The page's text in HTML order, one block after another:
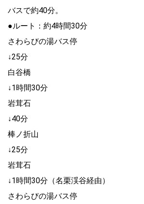
バスで約40分。
●ルート：約4時間30分
さわらびの湯バス停
↓25分
白谷橋
↓1時間30分
岩茸石
↓40分
棒ノ折山
↓25分
岩茸石
↓1時間30分（名栗渓谷経由）
さわらびの湯バス停